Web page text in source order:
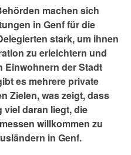
machen sich
in Genf für die
stark, um ihnen
zu erleichtern und
Einwohnern der Stadt
es mehrere private
Zielen, was zeigt, dass
daran liegt, die
willkommen zu
in Genf.